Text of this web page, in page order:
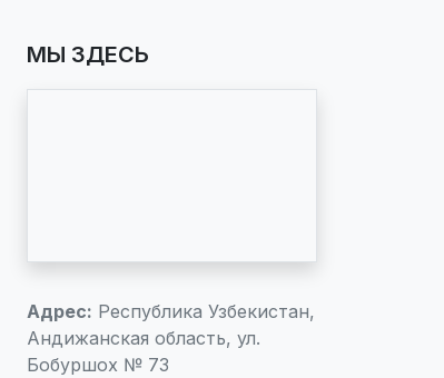
МЫ ЗДЕСЬ
Адрес: Республика Узбекистан,
Андижанская область, ул.
Бобуршох № 73